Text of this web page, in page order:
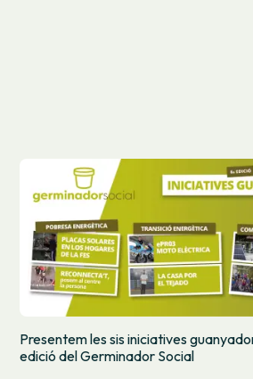
Presentem les sis iniciatives
edició del Germinador Social